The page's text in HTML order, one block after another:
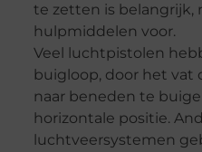
te zetten is belangrijk,
hulpmiddelen voor.
Veel luchtpistolen
buigloop, door het vat
naar beneden te
horizontale positie.
luchtveersystemen